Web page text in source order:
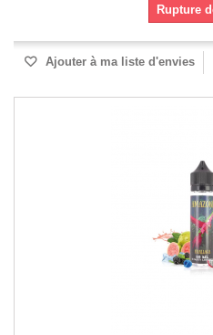
Rupture
Ajouter à ma liste d'envies